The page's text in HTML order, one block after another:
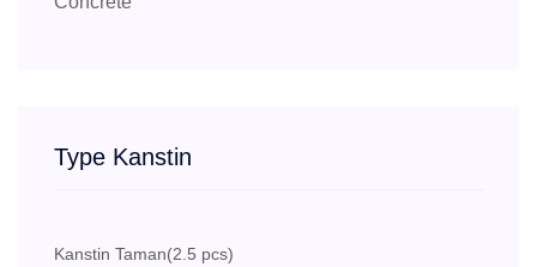
Type Kanstin
Kanstin Taman(2.5 pcs)